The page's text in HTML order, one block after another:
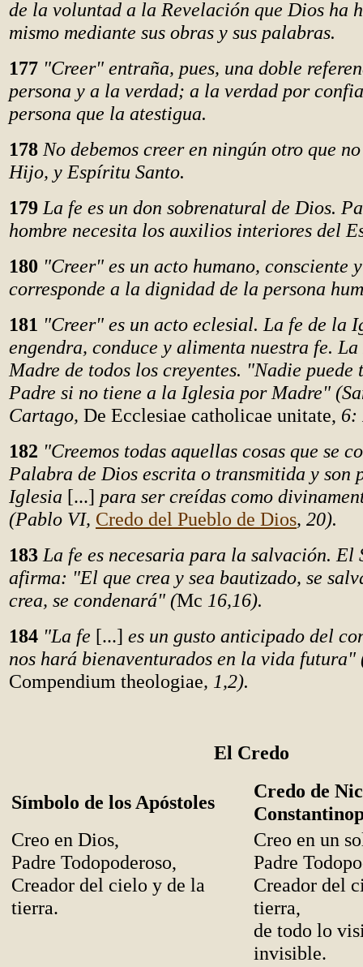
de la voluntad a la Revelación que Dios ha
mismo mediante sus obras y sus palabras.
177 "Creer" entraña, pues, una doble
persona y a la verdad; a la verdad por
persona que la atestigua.
178 No debemos creer en ningún otro que
Hijo, y Espíritu Santo.
179 La fe es un don sobrenatural de Dios.
hombre necesita los auxilios interiores del
180 "Creer" es un acto humano, consciente
corresponde a la dignidad de la persona
181 "Creer" es un acto eclesial. La fe de la
engendra, conduce y alimenta nuestra fe.
Madre de todos los creyentes. "Nadie
Padre si no tiene a la Iglesia por Madre"
Cartago, De Ecclesiae catholicae unitate, 6:
182 "Creemos todas aquellas cosas que se
Palabra de Dios escrita o transmitida y son
Iglesia [...] para ser creídas como
(Pablo VI, Credo del Pueblo de Dios, 20).
183 La fe es necesaria para la salvación. El
afirma: "El que crea y sea bautizado, se
crea, se condenará" (Mc 16,16).
184 "La fe [...] es un gusto anticipado del
nos hará bienaventurados en la vida futura"
Compendium theologiae, 1,2).
El Credo
Símbolo de los Apóstoles
Credo de
Creo en Dios,
Padre Todopoderoso,
Creador del cielo y de la
tierra.
Creo en un
Padre
Creador del
tierra,
de todo lo
invisible.